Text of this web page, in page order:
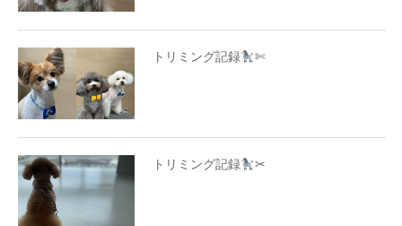
トリミング記録 ✄
トリミング記録 ✂